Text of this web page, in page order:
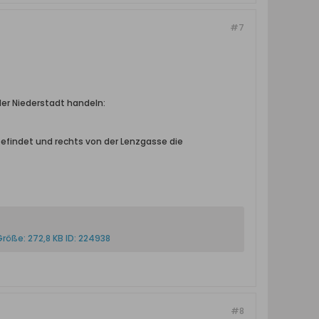
#7
Niederstadt handeln:
und rechts von der Lenzgasse die
#8